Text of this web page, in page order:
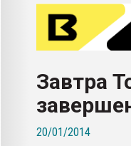
Всё, что касается выдува ПЭТ
Материал поверхности
Продам отходы Композиция
поликарбоната и АБС-
Armaloy PC/ABS-1IM черный
Завтра
20/01/2014